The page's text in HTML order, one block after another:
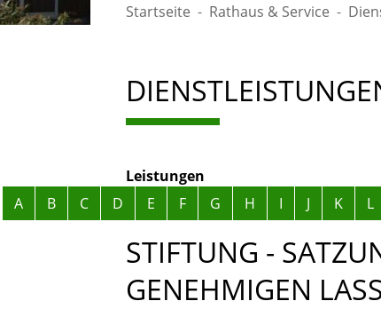
Startseite Rathaus & Service
Leistungen
Alphabetisches Register überspringen
A B C D E F G H I J K L
STIFTUNG -
GENEHMIGEN